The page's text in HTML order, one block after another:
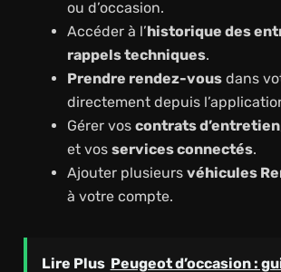
ou d’occasion.
Accéder à l’historique des
rappels techniques.
Prendre rendez-vousdans
directement depuis
Gérer vos contrats d’entretien
et vos services connectés.
Ajouter plusieurs véhicules
à votre compte.
Lire Plus Peugeot d’occasion :